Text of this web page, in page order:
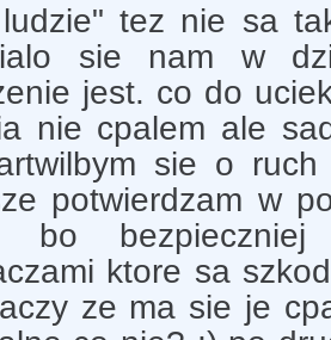
tez nie sa
sie nam w
jest. co do
nie cpalem ale
sie o
potwierdzam w
bo
ktore sa
ze ma sie je